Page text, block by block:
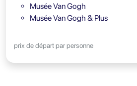
Musée Van Gogh
Musée Van Gogh & Plus
prix de départ par personne